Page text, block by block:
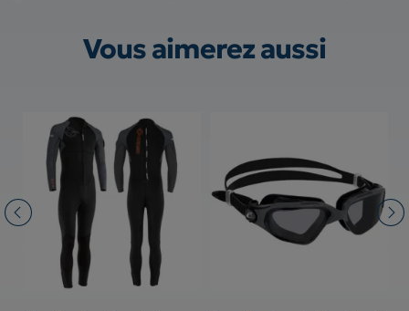
Vous aimerez aussi